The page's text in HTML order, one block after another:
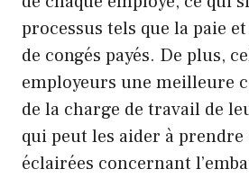
processus tels que la paie
de congés payés. De plus,
employeurs une meilleure
de la charge de travail de
qui peut les aider à prendre
éclairées concernant